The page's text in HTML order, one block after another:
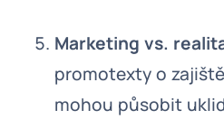
Marketing vs.
promotexty o
mohou působit